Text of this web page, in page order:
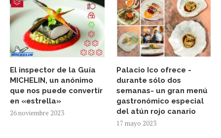
El inspector de la Guía
MICHELIN, un anónimo
que nos puede convertir
en «estrella»
26 noviembre 2023
Palacio Ico ofrece -
durante sólo dos
semanas- un gran menú
gastronómico especial
del atún rojo canario
17 mayo 2023